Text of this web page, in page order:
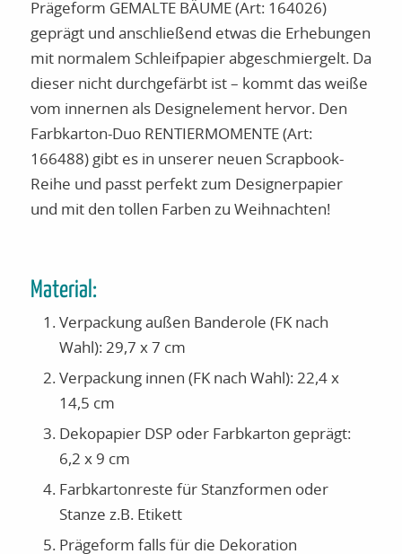
Prägeform GEMALTE BÄUME (Art: 164026)
geprägt und anschließend etwas die Erhebungen
mit normalem Schleifpapier abgeschmiergelt. Da
dieser nicht durchgefärbt ist – kommt das weiße
vom innernen als Designelement hervor. Den
Farbkarton-Duo RENTIERMOMENTE (Art:
166488) gibt es in unserer neuen Scrapbook-
Reihe und passt perfekt zum Designerpapier
und mit den tollen Farben zu Weihnachten!
Material:
Verpackung außen Banderole (FK nach
Wahl): 29,7 x 7 cm
Verpackung innen (FK nach Wahl): 22,4 x
14,5 cm
Dekopapier DSP oder Farbkarton geprägt:
6,2 x 9 cm
Farbkartonreste für Stanzformen oder
Stanze z.B. Etikett
Prägeform falls für die Dekoration